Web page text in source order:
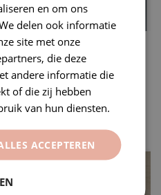
Primer
Liquid Primer – 10ml
Voor perfecte hechting van
interieurfolie en
autowrapfolie...
€15,00
en om ons
delen ook informatie
site met onze
die deze
andere informatie die
of die zij hebben
van hun diensten.
ACCEPTEREN